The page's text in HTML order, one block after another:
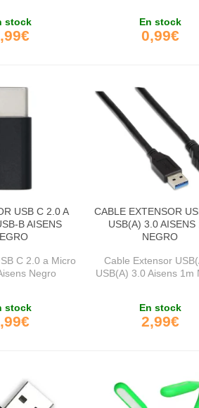
stock En stock
0,99€
USB C 2.0 A
B AISENS
C 2.0 a Micro
Negro
stock
CABLE EXTENSOR
USB(A) 3.0 AISENS
NEGRO
Cable Extensor
USB(A) 3.0 Aisens 1m
En stock
2,99€